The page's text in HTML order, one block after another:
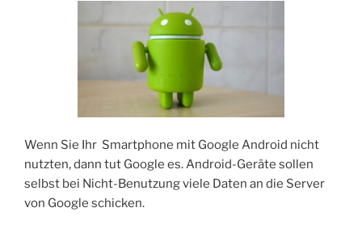
Wenn Sie Ihr Smartphone mit Google Android nicht
nutzten, dann tut Google es. Android-Geräte sollen
selbst bei Nicht-Benutzung viele Daten an die Server
von Google schicken.